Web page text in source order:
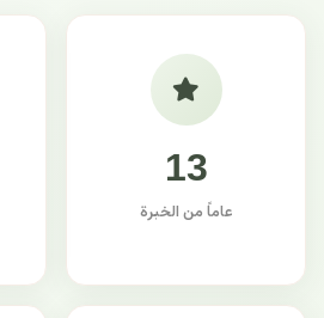
13
عاماً من الخبرة